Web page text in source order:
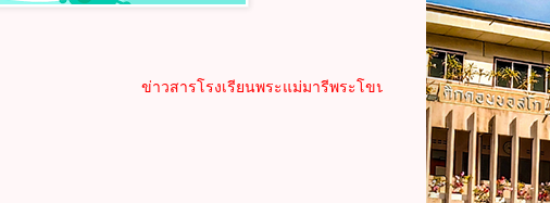
ข่าวสารโรงเรียนพระแม่มารีพระโขนง.